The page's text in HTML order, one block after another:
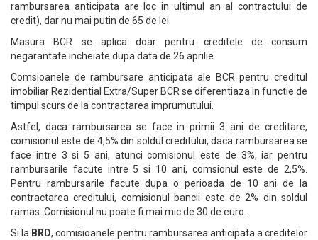
rambursarea anticipata are loc in ultimul an al contractului de
credit), dar nu mai putin de 65 de lei.
Masura BCR se aplica doar pentru creditele de consum
negarantate incheiate dupa data de 26 aprilie.
Comsioanele de rambursare anticipata ale BCR pentru creditul
imobiliar Rezidential Extra/Super BCR se diferentiaza in functie de
timpul scurs de la contractarea imprumutului.
Astfel, daca rambursarea se face in primii 3 ani de creditare,
comisionul este de 4,5% din soldul creditului, daca rambursarea se
face intre 3 si 5 ani, atunci comisionul este de 3%, iar pentru
rambursarile facute intre 5 si 10 ani, comsionul este de 2,5%.
Pentru rambursarile facute dupa o perioada de 10 ani de la
contractarea creditului, comisionul bancii este de 2% din soldul
ramas. Comisionul nu poate fi mai mic de 30 de euro.
Si la BRD, comisioanele pentru rambursarea anticipata a creditelor